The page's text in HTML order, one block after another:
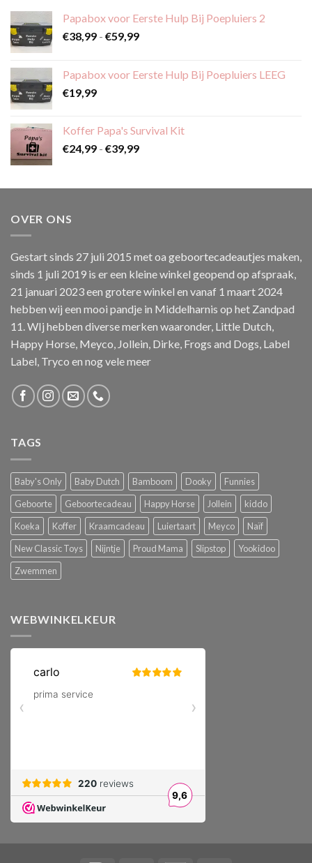
Papabox voor Eerste Hulp Bij Poepluiers 2
€38,99 - €59,99Prijsklasse:
€59,99
Papabox voor Eerste Hulp Bij Poepluiers LEEG
€19,99
Koffer Papa's Survival Kit
€24,99 - €39,99Prijsklasse:
€39,99
OVER ONS
Gestart sinds 27 juli 2015 met oa geboortecadeautjes maken,
sinds 1 juli 2019 is er een kleine winkel geopend op afspraak,
21 januari 2023 een grotere winkel en vanaf 1 maart 2024
hebben wij een mooi pandje in Middelharnis op het Zandpad
11. WIj hebben diverse merken waaronder, Little Dutch,
Happy Horse, Meyco, Jollein, Dirke, Frogs and Dogs, Label
Label, Tryco en nog vele meer
TAGS
Baby's Only Baby Dutch Bamboom Dooky
Funnies
Geboorte
Geboortecadeau Happy Horse Jollein
kiddo
Koeka
Koffer Kraamcadeau Luiertaart Meyco
Naïf
New Classic Toys
Nijntje Proud Mama Slipstop
Yookidoo
Zwemmen
WEBWINKELKEUR